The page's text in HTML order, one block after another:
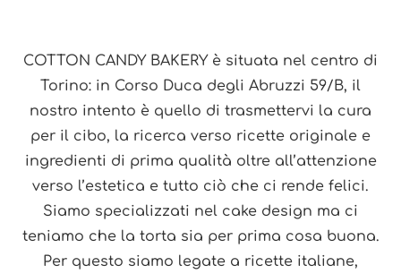
COTTON CANDY BAKERY è situata nel centro di
Torino: in Corso Duca degli Abruzzi 59/B, il
nostro intento è quello di trasmettervi la cura
per il cibo, la ricerca verso ricette originale e
ingredienti di prima qualità oltre all’attenzione
verso l’estetica e tutto ciò che ci rende felici.
Siamo specializzati nel cake design ma ci
teniamo che la torta sia per prima cosa buona.
Per questo siamo legate a ricette italiane,